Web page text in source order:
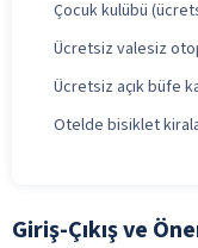
Çocuk kulübü
Ücretsiz valesiz
Ücretsiz açık büfe
Otelde bisiklet
Giriş-Çıkış ve